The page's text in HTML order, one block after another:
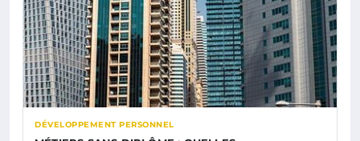
DÉVELOPPEMENT PERSONNEL